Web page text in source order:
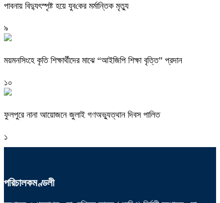
পাবনায় বিদ্যুৎস্পৃষ্ট হয়ে যুব‌কের মর্মান্তিক মৃত্যু
৯
ময়মনসিংহে কৃতি শিক্ষার্থীদের মাঝে “আইজিপি শিক্ষা বৃত্তি” প্রদান
১০
ফুলপুরে নানা আয়োজনে জুলাই গণঅভ্যুত্থান দিবস পালিত
১
পরিচালকমণ্ডলী